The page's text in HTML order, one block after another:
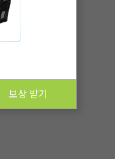
보상 받기